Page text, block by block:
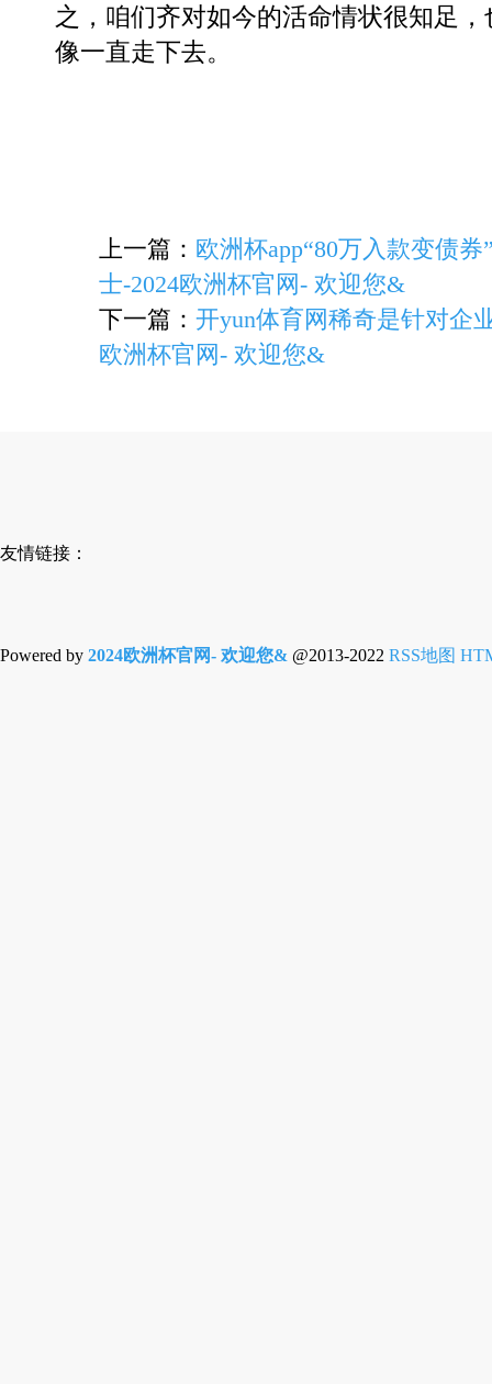
之，咱们齐对如今的活命情状很知足
像一直走下去。
上一篇： 欧洲杯app“80万入款变债
士-2024欧洲杯官网- 欢迎您&
下一篇： 开yun体育网稀奇是针对企
欧洲杯官网- 欢迎您&
友情链接：
Powered by 2024欧洲杯官网- 欢迎您& @2013-2022 RSS地图